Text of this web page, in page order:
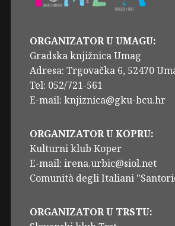
ORGANIZATOR U UMAGU:
Gradska knjižnica Umag
Adresa: Trgovačka 6, 52470
Tel: 052/721-561
E-mail: knjiznica@gku-bcu.hr
ORGANIZATOR U KOPRU:
Kulturni klub Koper
E-mail: irena.urbic@siol.net
Comunità degli Italiani
ORGANIZATOR U TRSTU: